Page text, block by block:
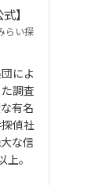
】
らい探
によ
調査
有名
偵社
な信
。